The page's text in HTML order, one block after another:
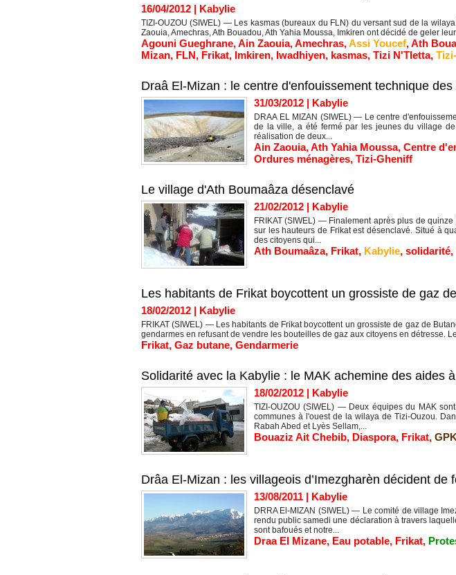
16/04/2012 | Kabylie
TIZI-OUZOU (SIWEL) — Les kasmas (bureaux du FLN) du versant sud de la
Zaouia, Amechras, Ath Bouadou, Ath Yahia Moussa, Imkiren ont décidé de geler
Agouni Gueghrane,Ain Zaouia,Amechras,Assi Youcef,Ath
Mizan, FLN, Frikat, Imkiren, Iwadhiyen, kasmas, Tizi N'Tletta,
Draâ El-Mizan : le centre d'enfouissement technique
31/03/2012 | Kabylie
DRAA EL MIZAN (SIWEL) — Le centre
de la ville, a été fermé par les jeunes du village
réalisation de deux...
Ain Zaouia,Ath Yahia Moussa, Centre
Ordures ménagères, Tizi-Gheniff
Le village d'Ath Boumaâza désenclavé
21/02/2012 | Kabylie
FRIKAT (SIWEL) — Finalement après plus de
sur les hauteurs de Frikat est désenclavé. Situé à
des citoyens qui...
Ath Boumaâza, Frikat, Kabylie, solidarité,
Les habitants de Frikat boycottent un grossiste de gaz
18/02/2012 | Kabylie
FRIKAT (SIWEL) — Les habitants de Frikat boycottent un grossiste de gaz de
gendarmes en refusant de vendre les bouteilles de gaz aux citoyens en détresse.
Frikat, Gaz butane, Gendarmerie
Solidarité avec la Kabylie : le MAK achemine des aides
18/02/2012 | Kabylie
TIZI-OUZOU (SIWEL) — Deux équipes du MAK
communes à l'ouest de la wilaya de Tizi-Ouzou.
Rabah Abed et Lyès Sellam,...
Bouaziz Ait Chebib, Diaspora, Frikat, GPK
Drâa El-Mizan : les villageois d’Imezgharèn décident
13/08/2011 | Kabylie
DRRA El-MIZAN (SIWEL) — Le comité de village
rendu public samedi une déclaration à travers
sont bafoués et notre...
Draa El Mizane, Eau potable, Frikat,